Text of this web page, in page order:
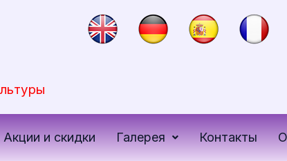
Акции и скидки Галерея Контакты